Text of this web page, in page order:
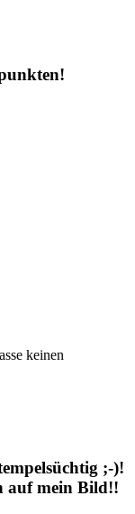
keinen
;-)!
auf mein Bild!!